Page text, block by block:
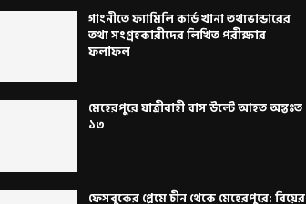
গাংনীতে ফ্যামিলি কার্ড খানা তথ্যভান্ডারের
তথ্য সংগ্রহকারীদের লিখিত পরীক্ষার
ফলাফল
মেহেরপুরে যাত্রীবাহী বাস উল্টে আহত অন্তঃত
১৩
ফেসবুকের প্রেমে চীন থেকে মেহেরপুরে: বিয়ের